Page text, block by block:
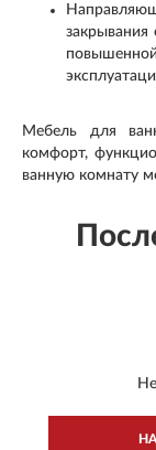
закрывания
Мебель для
комфорт,
ванную комнату